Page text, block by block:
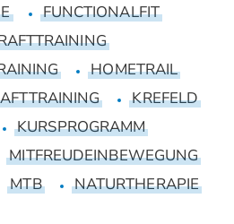
FUNCTIONALFIT
HOMETRAIL
KREFELD
KURSPROGRAMM
MITFREUDEINBEWEGUNG
MTB
NATURTHERAPIE